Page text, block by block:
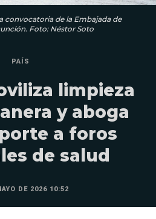
convocatoria de la Embajada de
Foto: Néstor Soto
PAÍS
limpieza
y aboga
a foros
de salud
DE 2026 10:52